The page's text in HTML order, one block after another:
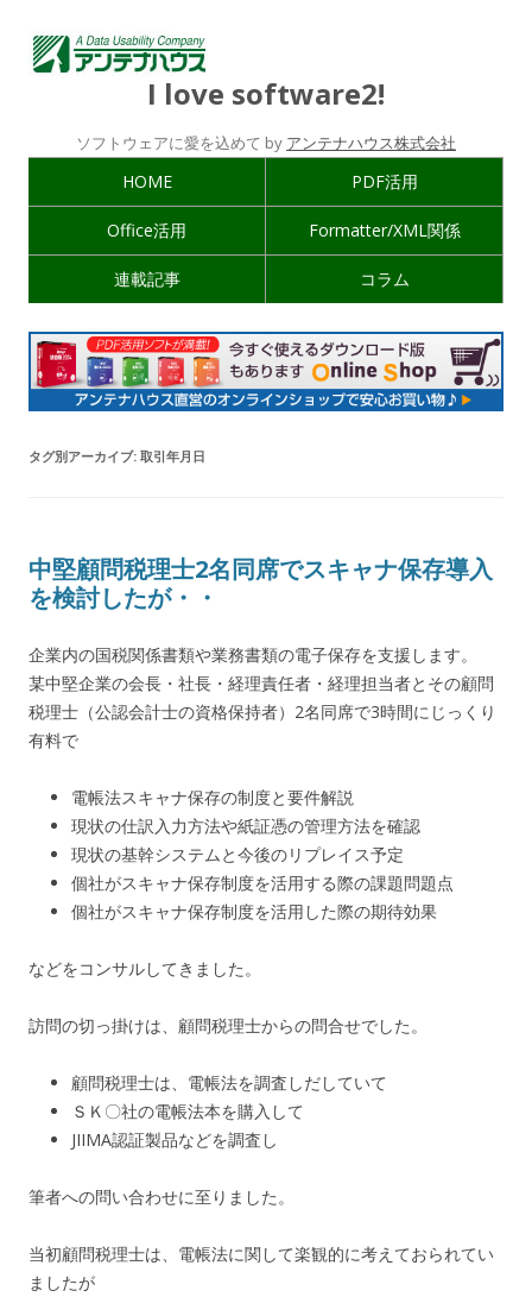
I love software2!
ソフトウェアに愛を込めて by アンテナハウス株式会社
HOME PDF活用
Office活用 Formatter/XML関係
連載記事 コラム
タグ別アーカイブ: 取引年月日
中堅顧問税理士2名同席でスキャナ保存導入
を検討したが・・
企業内の国税関係書類や業務書類の電子保存を支援します。
某中堅企業の会長・社長・経理責任者・経理担当者とその顧問
税理士（公認会計士の資格保持者）2名同席で3時間にじっくり
有料で
電帳法スキャナ保存の制度と要件解説
現状の仕訳入力方法や紙証憑の管理方法を確認
現状の基幹システムと今後のリプレイス予定
個社がスキャナ保存制度を活用する際の課題問題点
個社がスキャナ保存制度を活用した際の期待効果
などをコンサルしてきました。
訪問の切っ掛けは、顧問税理士からの問合せでした。
顧問税理士は、電帳法を調査しだしていて
ＳＫ〇社の電帳法本を購入して
JIIMA認証製品などを調査し
筆者への問い合わせに至りました。
当初顧問税理士は、電帳法に関して楽観的に考えておられてい
ましたが